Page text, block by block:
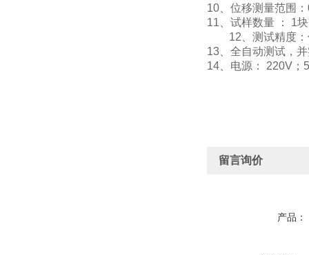
10 、位移测量范围：
11 、试样数量 ： 1
12 、测试精度
13 、全自动测试，
14 、电源： 220V ；
留言询价
产品：